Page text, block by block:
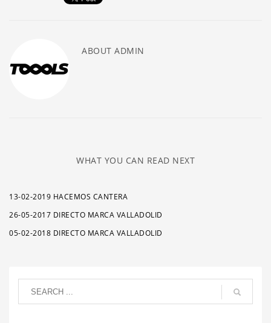
ABOUT ADMIN
WHAT YOU CAN READ NEXT
13-02-2019 HACEMOS CANTERA
26-05-2017 DIRECTO MARCA VALLADOLID
05-02-2018 DIRECTO MARCA VALLADOLID